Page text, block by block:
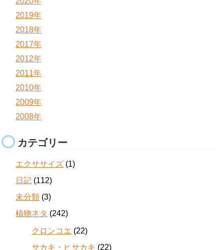
2019年
2018年
2017年
2012年
2011年
2010年
2009年
2008年
カテゴリー
エクササイズ (1)
日記 (112)
未分類 (3)
植物ネタ (242)
クロンコエ (22)
サカキ・ヒサカキ (22)